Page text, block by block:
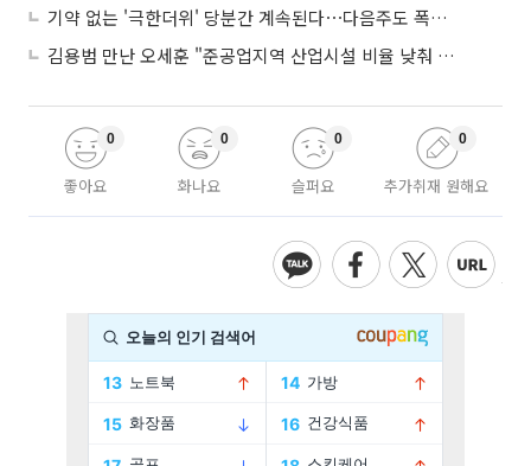
기약 없는 '극한더위' 당분간 계속된다⋯다음주도 폭염·열대야 지속
김용범 만난 오세훈 "준공업지역 산업시설 비율 낮춰 공급 늘려야"
좋아요
0
화나요
0
슬퍼요
0
추가취재 원해요
0